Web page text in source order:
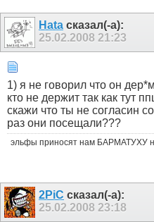
Hata сказал(-а):
25.02.2008 21:23
1) я не говорил что он
кто не держит так как тут
скажи что ты не согласин
раз они посещали???
эльфы приносят нам БАРМАТУХУ
2PiC сказал(-а):
25.02.2008 23:18